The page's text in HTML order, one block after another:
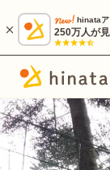
hinataア
250万人が